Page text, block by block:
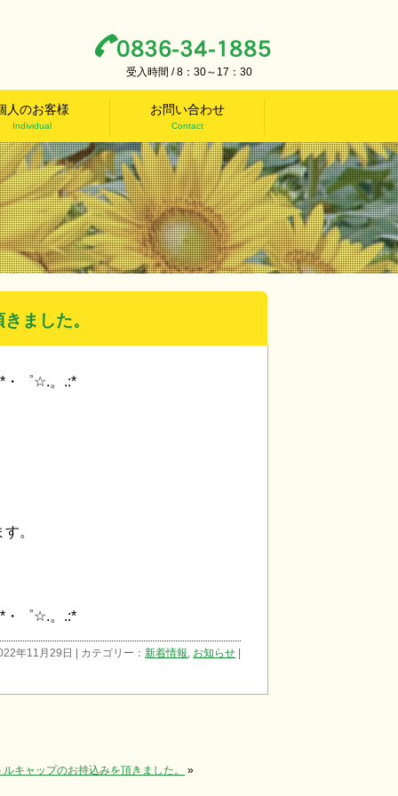
受入時間 / 8：30～17：30
人のお客様
Individual
お問い合わせ
Contact
ました。
・゜☆.。.:*
。
・゜☆.。.:*
年11月29日 | カテゴリー：新着情報, お知らせ
キャップのお持込みを頂きました。 »